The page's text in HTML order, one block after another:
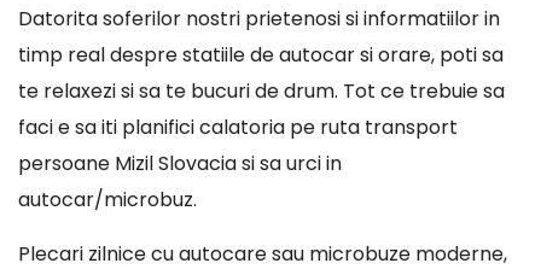
Datorita soferilor nostri prietenosi si informatiilor in
timp real despre statiile de autocar si orare, poti sa
te relaxezi si sa te bucuri de drum. Tot ce trebuie sa
faci e sa iti planifici calatoria pe ruta transport
persoane Mizil Slovacia si sa urci in
autocar/microbuz.
Plecari zilnice cu autocare sau microbuze moderne,